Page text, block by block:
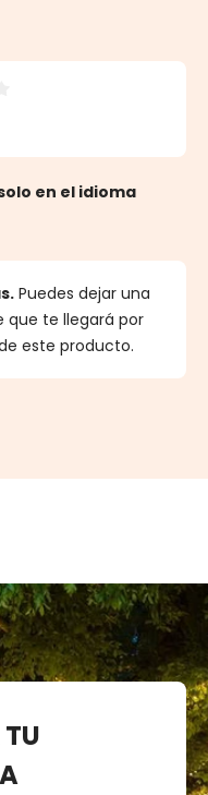
5 estrellas
en el idioma
Puedes dejar una
que te llegará por
este producto.